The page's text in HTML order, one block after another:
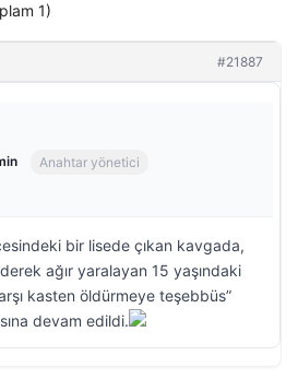
1)
#21887
Anahtar yönetici
bir lisede çıkan kavgada,
ağır yaralayan 15 yaşındaki
kasten öldürmeye teşebbüs”
devam edildi.